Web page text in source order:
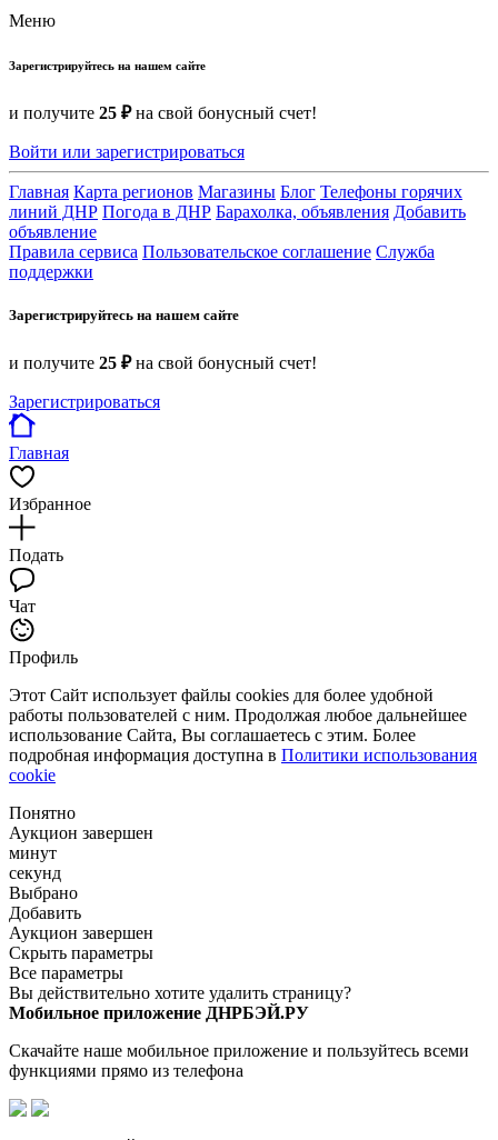
Меню
Зарегистрируйтесь на нашем сайте
и получите 25 ₽на свой бонусный счет!
Войти или зарегистрироваться
Главная Карта регионов Магазины Блог Телефоны горячих
линий ДНР Погода в ДНР Барахолка, объявления Добавить
объявление
Правила сервиса Пользовательское соглашение Служба
поддержки
Зарегистрируйтесь на нашем сайте
и получите 25 ₽на свой бонусный счет!
Зарегистрироваться
Главная
Избранное
Подать
Чат
Профиль
Этот Сайт использует файлы cookies для более удобной
работы пользователей с ним. Продолжая любое дальнейшее
использование Сайта, Вы соглашаетесь с этим. Более
подробная информация доступна в Политики использования
cookie
Понятно
Аукцион завершен
минут
секунд
Выбрано
Добавить
Аукцион завершен
Скрыть параметры
Все параметры
Вы действительно хотите удалить страницу?
Мобильное приложение ДНРБЭЙ.РУ
Скачайте наше мобильное приложение и пользуйтесь всеми
функциями прямо из телефона